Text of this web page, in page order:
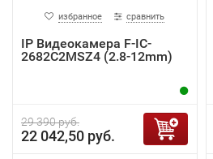
избранное сравнить
IP Видеокамера F-IC-
2682C2MSZ4 (2.8-12mm)
29 390 руб.
22 042,50 руб.